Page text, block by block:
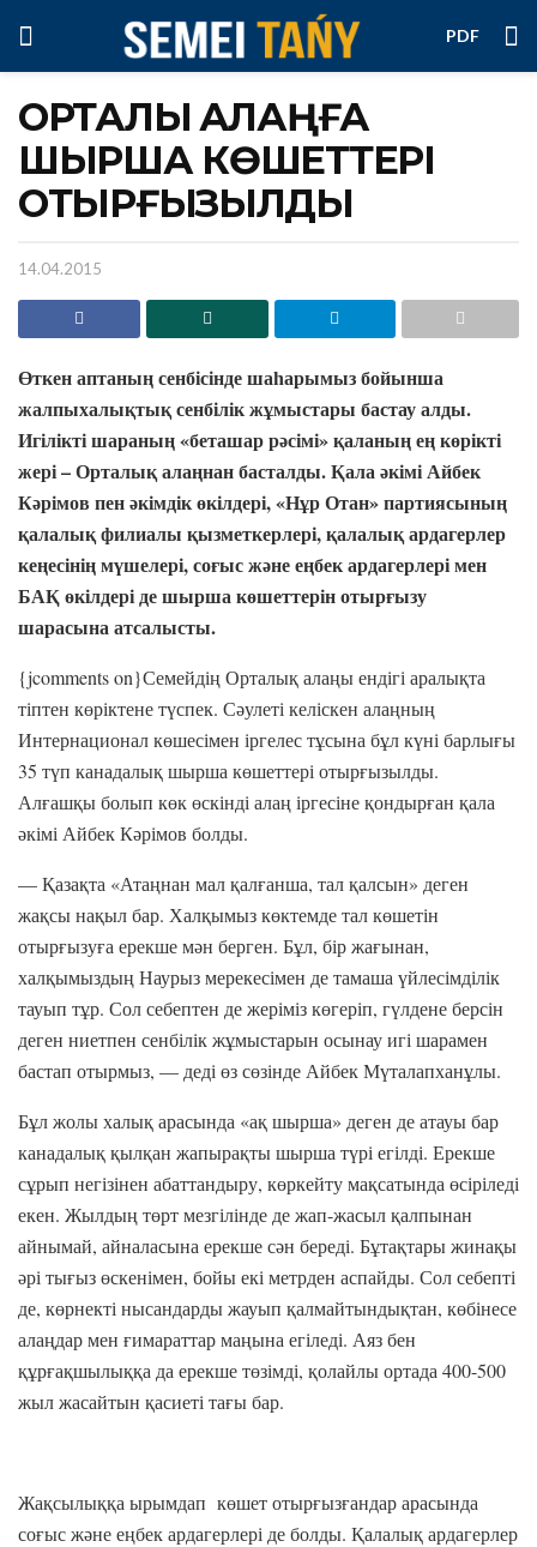
PDF
ОРТАЛЫҚ АЛАҢҒА
ШЫРША КӨШЕТТЕРІ
ОТЫРҒЫЗЫЛДЫ
14.04.2015
Өткен аптаның сенбісінде шаһарымыз бойынша
жалпыхалықтық сенбілік жұмыстары бастау алды.
Игіліктішараның«беташаррәсімі»қаланыңеңкөрікті
жері–Орталықалаңнанбасталды.ҚалаәкіміАйбек
Кәрімов пенәкімдікөкілдері, «НұрОтан»партиясының
қалалықфилиалы қызметкерлері,қалалықардагерлер
кеңесініңмүшелері,соғысжәнееңбекардагерлерімен
БАҚөкілдерідешыршакөшеттерінотырғызу
шарасынаатсалысты.
{jcomments on}Семейдің Орталық алаңы ендігі аралықта
тіптен көріктене түспек. Сәулеті келіскен алаңның
Интернационал көшесімен іргелес тұсына бұл күні барлығы
35 түп канадалық шырша көшеттері отырғызылды.
Алғашқы болып көк өскінді алаң іргесіне қондырған қала
әкімі Айбек Кәрімов болды.
— Қазақта «Атаңнан мал қалғанша, тал қалсын» деген
жақсы нақыл бар. Халқымыз көктемде тал көшетін
отырғызуға ерекше мән берген. Бұл, бір жағынан,
халқымыздың Наурыз мерекесімен де тамаша үйлесімділік
тауып тұр. Сол себептен де жеріміз көгеріп, гүлдене берсін
деген ниетпен сенбілік жұмыстарын осынау игі шарамен
бастап отырмыз, — деді өз сөзінде Айбек Мүталапханұлы.
Бұл жолы халық арасында «ақ шырша» деген де атауы бар
канадалық қылқан жапырақты шырша түрі егілді. Ерекше
сұрып негізінен абаттандыру, көркейту мақсатында өсіріледі
екен. Жылдың төрт мезгілінде де жап-жасыл қалпынан
айнымай, айналасына ерекше сән береді. Бұтақтары жинақы
әрі тығыз өскенімен, бойы екі метрден аспайды. Сол себепті
де, көрнекті нысандарды жауып қалмайтындықтан, көбінесе
алаңдар мен ғимараттар маңына егіледі. Аяз бен
құрғақшылыққа да ерекше төзімді, қолайлы ортада 400-500
жыл жасайтын қасиеті тағы бар.
Жақсылыққа ырымдап көшет отырғызғандар арасында
соғыс және еңбек ардагерлері де болды. Қалалық ардагерлер